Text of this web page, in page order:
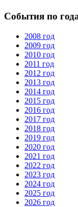
События по
2008 год
2009 год
2010 год
2011 год
2012 год
2013 год
2014 год
2015 год
2016 год
2017 год
2018 год
2019 год
2020 год
2021 год
2022 год
2023 год
2024 год
2025 год
2026 год